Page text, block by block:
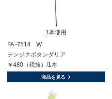
1本使用
FA -7514 W
テンジクボタンダリア
￥480（税抜）/1本
商品を見る